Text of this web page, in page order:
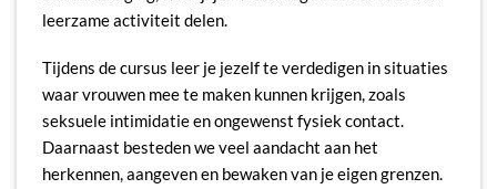
leerzame activiteit delen.
Tijdens de cursus leer je jezelf te verdedigen in situaties
waar vrouwen mee te maken kunnen krijgen, zoals
seksuele intimidatie en ongewenst fysiek contact.
Daarnaast besteden we veel aandacht aan het
herkennen, aangeven en bewaken van je eigen grenzen.